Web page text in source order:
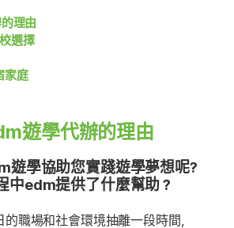
理由
選擇
家庭
遊學代辦的理由
遊學協助您實踐遊學夢想呢?
中edm提供了什麼幫助？
職場和社會環境抽離一段時間，